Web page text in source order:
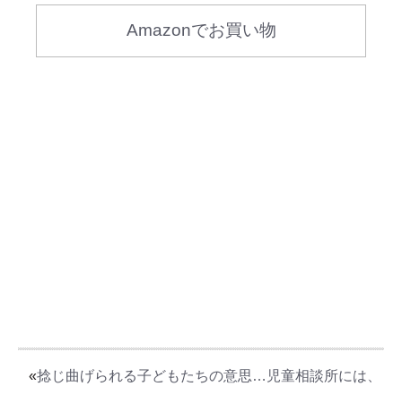
Amazonでお買い物
«捻じ曲げられる子どもたちの意思…児童相談所には、